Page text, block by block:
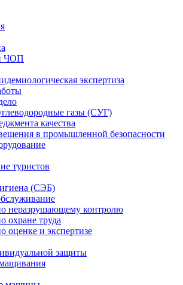
ЧОП
экспертиза
газы (СУГ)
качества
в промышленной безопасности
туристов
(СЭБ)
неразрушающему контролю
охране труда
оценке и экспертизе
защиты